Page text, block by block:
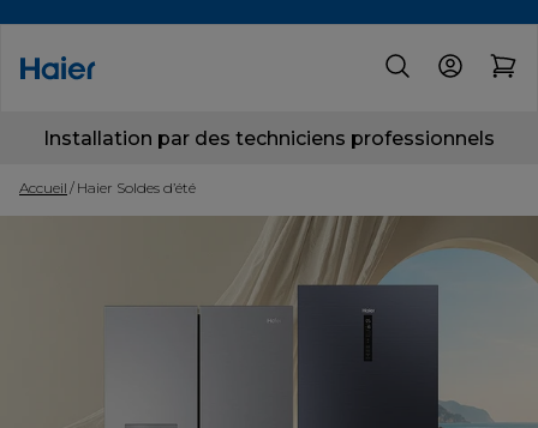
Installation par des techniciens professionnels
Accueil Haier Soldes d’été